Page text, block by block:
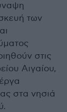
των
στις
Αιγαίου,
στα νησιά